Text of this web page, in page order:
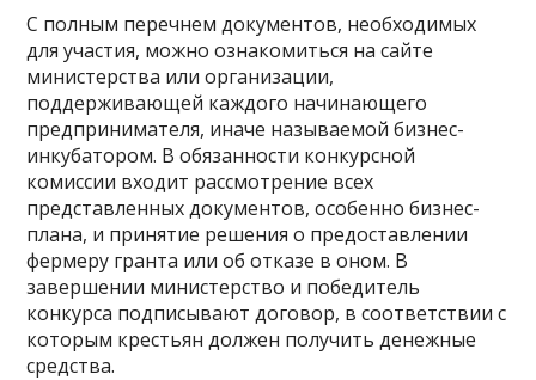
С полным перечнем документов, необходимых
для участия, можно ознакомиться на сайте
министерства или организации,
поддерживающей каждого начинающего
предпринимателя, иначе называемой бизнес-
инкубатором. В обязанности конкурсной
комиссии входит рассмотрение всех
представленных документов, особенно бизнес-
плана, и принятие решения о предоставлении
фермеру гранта или об отказе в оном. В
завершении министерство и победитель
конкурса подписывают договор, в соответствии с
которым крестьян должен получить денежные
средства.